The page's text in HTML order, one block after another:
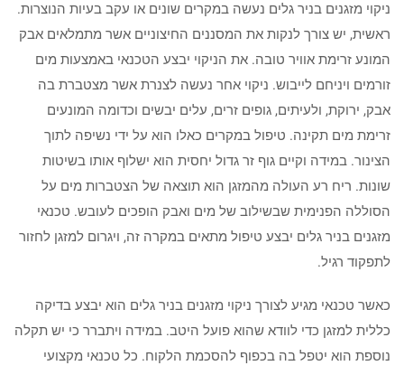
ניקוי מזגנים בניר גלים נעשה במקרים שונים או עקב בעיות הנוצרות.
ראשית, יש צורך לנקות את המסננים החיצוניים אשר מתמלאים אבק
המונע זרימת אוויר טובה. את הניקוי יבצע הטכנאי באמצעות מים
זורמים ויניחם לייבוש. ניקוי אחר נעשה לצנרת אשר מצטברת בה
אבק, ירוקת, ולעיתים, גופים זרים, עלים יבשים וכדומה המונעים
זרימת מים תקינה. טיפול במקרים כאלו הוא על ידי נשיפה לתוך
הצינור. במידה וקיים גוף זר גדול יחסית הוא ישלוף אותו בשיטות
שונות. ריח רע העולה מהמזגן הוא תוצאה של הצטברות מים על
הסוללה הפנימית שבשילוב של מים ואבק הופכים לעובש. טכנאי
מזגנים בניר גלים יבצע טיפול מתאים במקרה זה, ויגרום למזגן לחזור
לתפקוד רגיל.
כאשר טכנאי מגיע לצורך ניקוי מזגנים בניר גלים הוא יבצע בדיקה
כללית למזגן כדי לוודא שהוא פועל היטב. במידה ויתברר כי יש תקלה
נוספת הוא יטפל בה בכפוף להסכמת הלקוח. כל טכנאי מקצועי